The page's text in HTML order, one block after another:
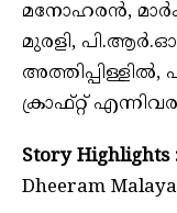
മനോഹരൻ,
മുരളി,
ക്രാഫ്റ്റ്
Story Highlights
Dheeram